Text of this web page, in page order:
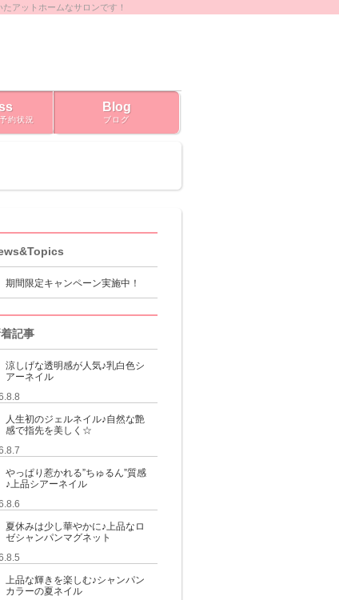
アットホームなサロンです！
約状況
Blog
ブログ
期間限定キャンペーン実施中！
記事
涼しげな透明感が人気♪乳白色シ
アーネイル
人生初のジェルネイル♪自然な艶
感で指先を美しく☆
やっぱり惹かれる”ちゅるん”質感
♪上品シアーネイル
夏休みは少し華やかに♪上品なロ
ゼシャンパンマグネット
上品な輝きを楽しむ♪シャンパン
カラーの夏ネイル